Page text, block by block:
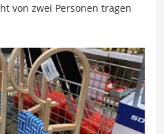
von zwei Personen tragen